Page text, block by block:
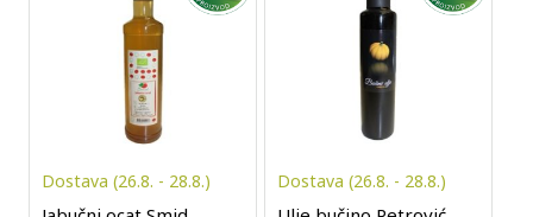
Dostava (26.8. - 28.8.) Dostava (26.8. - 28.8.)